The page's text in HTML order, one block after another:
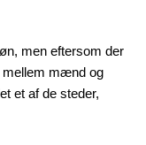
men eftersom der
mænd og
et af de steder,